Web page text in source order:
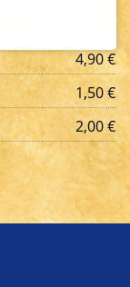
4,90 €
1,50 €
2,00 €